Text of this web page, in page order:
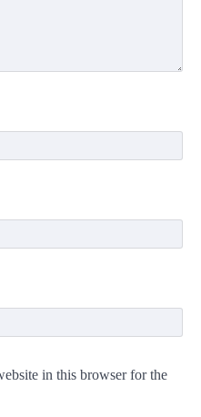
in this browser for the